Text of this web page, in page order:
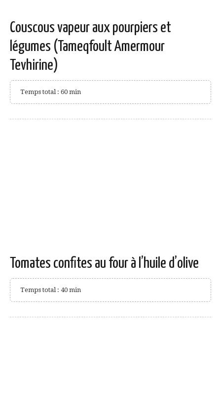
Couscous vapeur aux pourpiers et
légumes (Tameqfoult Amermour
Tevhirine)
Temps total : 60 min
Tomates confites au four à l’huile d’olive
Temps total : 40 min